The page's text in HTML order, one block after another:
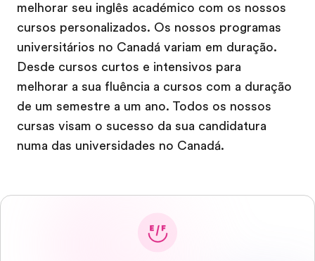
melhorar seu inglês académico com os nossos
cursos personalizados. Os nossos programas
universitários no Canadá variam em duração.
Desde cursos curtos e intensivos para
melhorar a sua fluência a cursos com a duração
de um semestre a um ano. Todos os nossos
cursas visam o sucesso da sua candidatura
numa das universidades no Canadá.